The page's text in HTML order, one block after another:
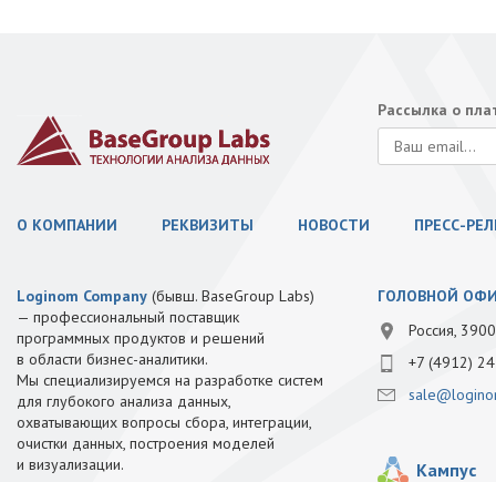
Рассылка о
О КОМПАНИИ РЕКВИЗИТЫ НОВОСТИ ПРЕСС-
Loginom Company (бывш. BaseGroup Labs)
— профессиональный поставщик
программных продуктов и решений
в области бизнес-аналитики.
Мы специализируемся на разработке систем
для глубокого анализа данных,
охватывающих вопросы сбора, интеграции,
очистки данных, построения моделей
и визуализации.
ГОЛОВНОЙ
Россия,
+7 (4912)
Кампус